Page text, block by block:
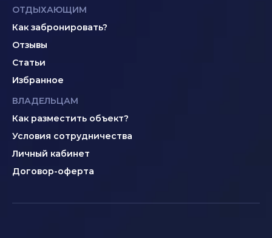
ОТДЫХАЮЩИМ
Как забронировать?
Отзывы
Статьи
Избранное
ВЛАДЕЛЬЦАМ
Как разместить объект?
Условия сотрудничества
Личный кабинет
Договор-оферта